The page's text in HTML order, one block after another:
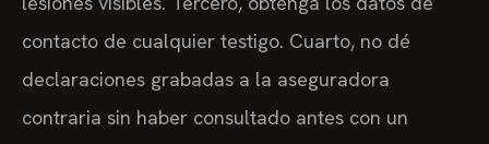
contacto de cualquier testigo. Cuarto, no dé
declaraciones grabadas a la aseguradora
contraria sin haber consultado antes con un